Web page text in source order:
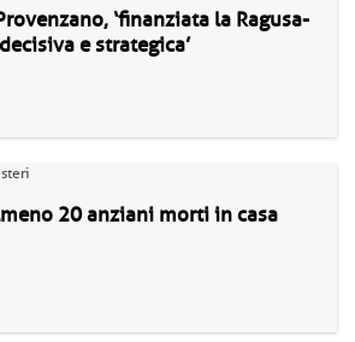
‘finanziata la Ragusa-
e strategica’
20 anziani morti in casa